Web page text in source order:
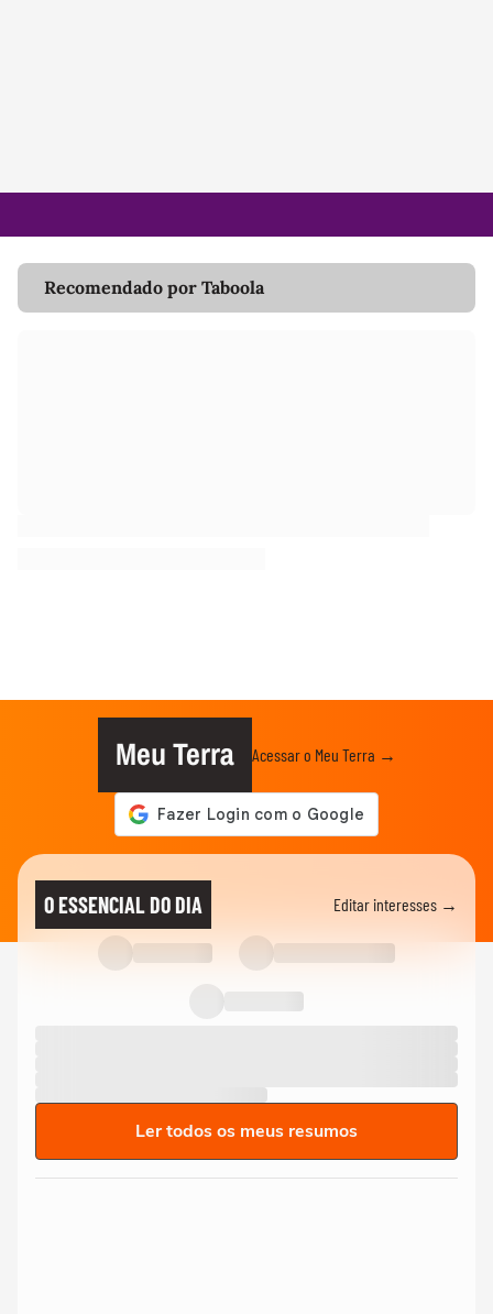
Recomendado por Taboola
Meu Terra Acessar o Meu Terra →
O ESSENCIAL DO DIA Editar interesses →
Ler todos os meus resumos